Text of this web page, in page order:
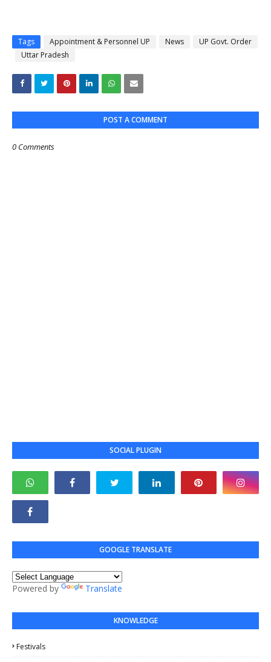
Tags Appointment & Personnel UP News
UP Govt. Order
Uttar Pradesh
POST A COMMENT
0 Comments
SOCIAL PLUGIN
GOOGLE TRANSLATE
Powered by Translate
KNOWLEDGE
Festivals